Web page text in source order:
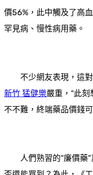
價56%，此中觸及了高
罕見病、慢性病用藥。
不少網友表現，這對
新竹 猛健樂嚴重，“此
不不難，終端藥品價錢
人們熟習的“廉價藥”